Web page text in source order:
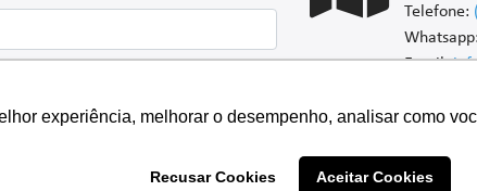
experiência, melhorar o desempenho, analisar como
Recusar Cookies Aceitar Cookies
Telefone:
Whatsapp:
Email: